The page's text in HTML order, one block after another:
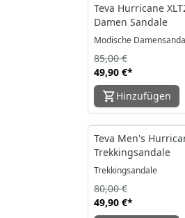
Teva Hurricane
Damen Sandale
Modische
49,90 €*
85,00 €
Hinzufügen
-38%
Teva Men's
Trekkingsandale
Trekkingsandale
49,90 €*
80,00 €